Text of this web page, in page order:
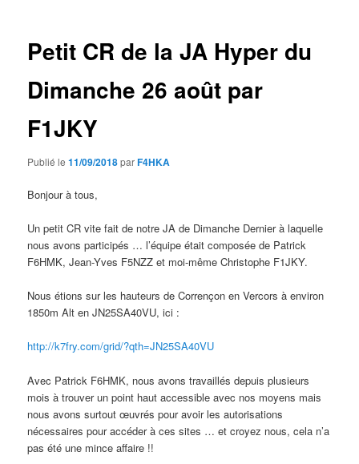
Petit CR de la JA Hyper du
Dimanche 26 août par
F1JKY
Publié le11/09/2018parF4HKA
Bonjour à tous,
Un petit CR vite fait de notre JA de Dimanche Dernier à laquelle
nous avons participés … l’équipe était composée de Patrick
F6HMK, Jean-Yves F5NZZ et moi-même Christophe F1JKY.
Nous étions sur les hauteurs de Corrençon en Vercors à environ
1850m Alt en JN25SA40VU, ici :
http://k7fry.com/grid/?qth=JN25SA40VU
Avec Patrick F6HMK, nous avons travaillés depuis plusieurs
mois à trouver un point haut accessible avec nos moyens mais
nous avons surtout œuvrés pour avoir les autorisations
nécessaires pour accéder à ces sites … et croyez nous, cela n’a
pas été une mince affaire !!